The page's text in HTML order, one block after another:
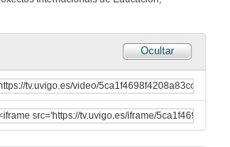
Ocultar
Apertura do acto de benvida de alumnas e alumnos matriculados en estudos de Doutoramento